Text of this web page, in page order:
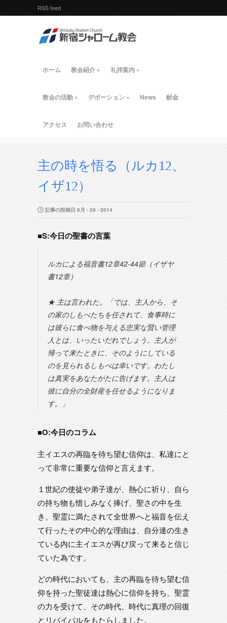
RSS feed
ホーム 教会紹介 » 礼拝案内 »
教会の活動 » デボーション » News 献金
アクセス お問い合わせ
主の時を悟る（ルカ12、
イザ12）
記事の投稿日 8月 - 29 - 2014
■S:今日の聖書の言葉
ルカによる福音書12章42-44節（イザヤ
書12章）
★ 主は言われた。「では、主人から、そ
の家のしもべたちを任されて、食事時に
は彼らに食べ物を与える忠実な賢い管理
人とは、いったいだれでしょう。主人が
帰って来たときに、そのようにしている
のを見られるしもべは幸いです。わたし
は真実をあなたがたに告げます。主人は
彼に自分の全財産を任せるようになりま
す。」
■O:今日のコラム
主イエスの再臨を待ち望む信仰は、私達にと
って非常に重要な信仰と言えます。
１世紀の使徒や弟子達が、熱心に祈り、自ら
の持ち物も惜しみなく捧げ、聖さの中を生
き、聖霊に満たされて全世界へと福音を伝え
て行ったその中心的な理由は、自分達の生き
ている内に主イエスが再び戻って来ると信じ
ていた為です。
どの時代においても、主の再臨を待ち望む信
仰を持った聖徒達は熱心に信仰を持ち、聖霊
の力を受けて、その時代、時代に真理の回復
とリバイバルをもたらしました。